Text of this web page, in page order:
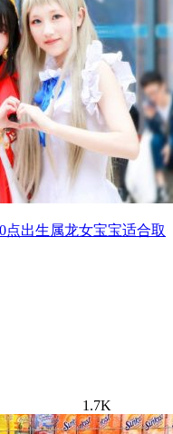
点出生属龙女宝宝适合取
1.7K